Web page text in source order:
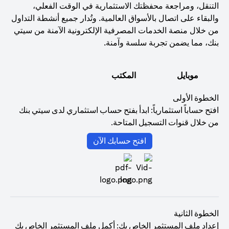
التنقل، ومراجعة محفظتك الاستثمارية في الوقت الفعلي،
والبقاء على اتصال بالأسواق العالمية. وتُدار جميع أنشطة التداول
من خلال منصة الخدمات المصرفية الإلكترونية الآمنة من سيتي
بنك، مما يضمن تجربة سلسة وآمنة.
موبايل المكتب
الخطوة الأولى
افتح حساباً استثمارياً: ابدأ بفتح حساب استثماري لدى سيتي بنك
من خلال قنوات التسجيل المتاحة.
افتح حسابك الآن
الخطوة الثانية
إعداد ملف المستثمر الخاص بك: أكمل ملف المستثمر الخاص بك